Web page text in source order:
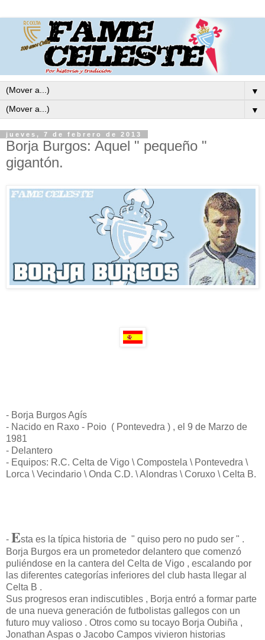
▼
▼
jueves, 7 de febrero de 2013
Borja Burgos: Aquel " pequeño "
gigantón.
- Borja Burgos Agís
- Nacido en Raxo - Poio ( Pontevedra ) , el 9 de Marzo de
1981
- Delantero
- Equipos: R.C. Celta de Vigo \ Compostela \ Pontevedra \
Lorca \ Vecindario \ Onda C.D. \ Alondras \ Coruxo \ Celta B.
- Esta es la típica historia de " quiso pero no pudo ser " .
Borja Burgos era un prometedor delantero que comenzó
puliéndose en la cantera del Celta de Vigo , escalando por
las diferentes categorías inferiores del club hasta llegar al
Celta B .
Sus progresos eran indiscutibles , Borja entró a formar parte
de una nueva generación de futbolistas gallegos con un
futuro muy valioso . Otros como su tocayo Borja Oubiña ,
Jonathan Aspas o Jacobo Campos vivieron historias